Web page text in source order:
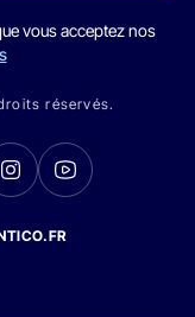
vous acceptez nos
réservés.